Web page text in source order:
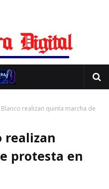
realizan quinta marcha de
realizan
protesta en